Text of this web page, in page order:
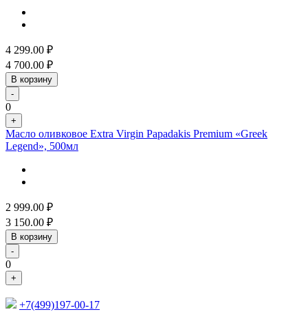
4 299.00 ₽
4 700.00 ₽
В корзину
-
0
+
Масло оливковое Extra Virgin Papadakis Premium «Greek
Legend», 500мл
2 999.00 ₽
3 150.00 ₽
В корзину
-
0
+
+7(499)197-00-17